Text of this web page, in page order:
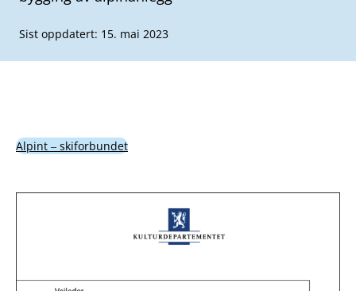
Sist oppdatert: 15. mai 2023
Alpint ‒ skiforbundet